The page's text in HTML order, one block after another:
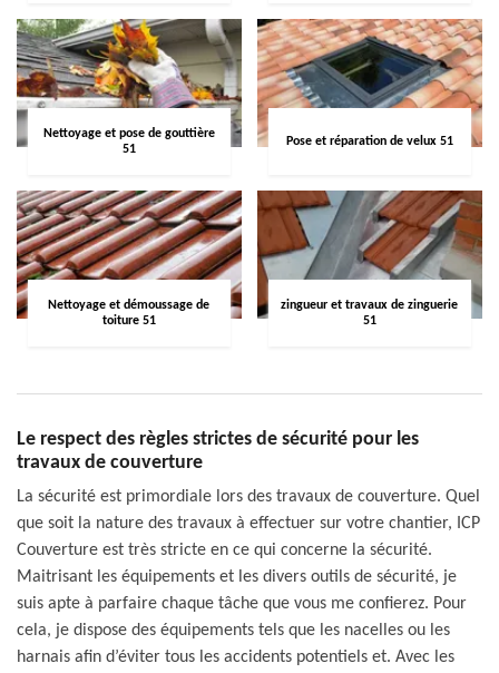
Nettoyage et pose de gouttière
51
Pose et réparation de velux 51
Nettoyage et démoussage de
toiture 51
zingueur et travaux de zinguerie
51
Le respect des règles strictes de sécurité pour les
travaux de couverture
La sécurité est primordiale lors des travaux de couverture. Quel
que soit la nature des travaux à effectuer sur votre chantier, ICP
Couverture est très stricte en ce qui concerne la sécurité.
Maitrisant les équipements et les divers outils de sécurité, je
suis apte à parfaire chaque tâche que vous me confierez. Pour
cela, je dispose des équipements tels que les nacelles ou les
harnais afin d’éviter tous les accidents potentiels et. Avec les